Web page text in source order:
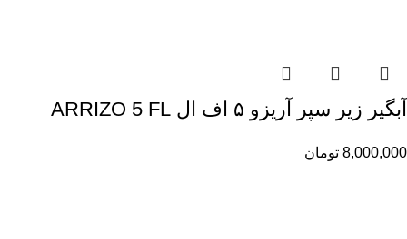
آبگیر زیر سپر آریزو ۵ اف ال ARRIZO 5 FL
8,000,000 تومان